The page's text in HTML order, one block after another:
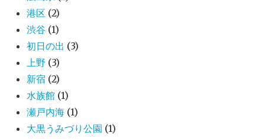
港区 (2)
渋谷 (1)
初日の出 (3)
上野 (3)
新宿 (2)
水族館 (1)
瀬戸内海 (1)
大黒うみづり公園 (1)